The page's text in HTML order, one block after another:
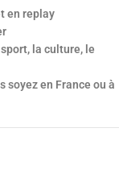
en replay
la culture, le
soyez en France ou à